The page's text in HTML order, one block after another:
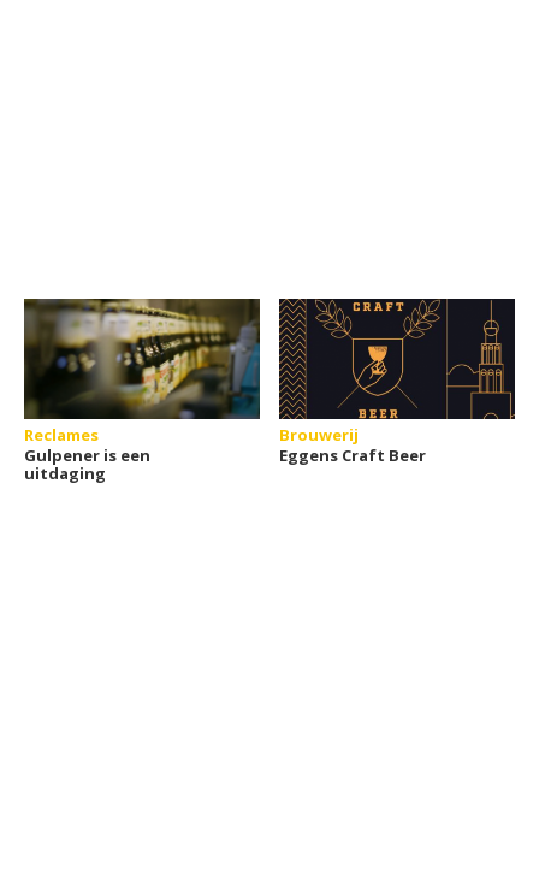
Reclames
Gulpener is een
uitdaging
Brouwerij
Eggens Craft Beer